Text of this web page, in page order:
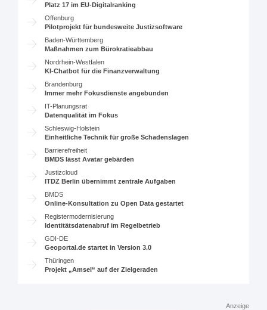
Platz 17 im EU-Digitalranking
Offenburg
Pilotprojekt für bundesweite Justizsoftware
Baden-Württemberg
Maßnahmen zum Bürokratieabbau
Nordrhein-Westfalen
KI-Chatbot für die Finanzverwaltung
Brandenburg
Immer mehr Fokusdienste angebunden
IT-Planungsrat
Datenqualität im Fokus
Schleswig-Holstein
Einheitliche Technik für große Schadenslagen
Barrierefreiheit
BMDS lässt Avatar gebärden
Justizcloud
ITDZ Berlin übernimmt zentrale Aufgaben
BMDS
Online-Konsultation zu Open Data gestartet
Registermodernisierung
Identitätsdatenabruf im Regelbetrieb
GDI-DE
Geoportal.de startet in Version 3.0
Thüringen
Projekt „Amsel“ auf der Zielgeraden
Anzeige